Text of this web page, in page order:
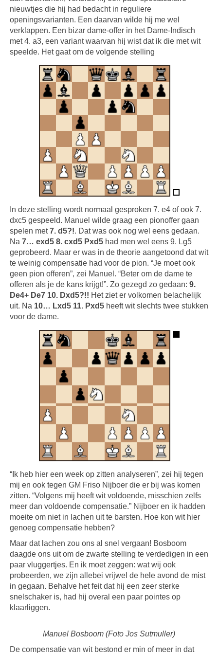
nieuwtjes die hij had bedacht in reguliere
openingsvarianten. Een daarvan wilde hij me wel
verklappen. Een bizar dame-offer in het Dame-Indisch
met 4. a3, een variant waarvan hij wist dat ik die met wit
speelde. Het gaat om de volgende stelling
In deze stelling wordt normaal gesproken 7. e4 of ook 7.
dxc5 gespeeld. Manuel wilde graag een pionoffer gaan
spelen met7. d5?!. Dat was ook nog wel eens gedaan.
Na 7… exd5 8. cxd5 Pxd5 had men wel eens 9. Lg5
geprobeerd. Maar er was in de theorie aangetoond dat wit
te weinig compensatie had voor de pion. “Je moet ook
geen pion offeren”, zei Manuel. “Beter om de dame te
offeren als je de kans krijgt!”. Zo gezegd zo gedaan: 9.
De4+ De7 10. Dxd5?!! Het ziet er volkomen belachelijk
uit. Na 10… Lxd5 11. Pxd5 heeft wit slechts twee stukken
voor de dame.
“Ik heb hier een week op zitten analyseren”, zei hij tegen
mij en ook tegen GM Friso Nijboer die er bij was komen
zitten. “Volgens mij heeft wit voldoende, misschien zelfs
meer dan voldoende compensatie.” Nijboer en ik hadden
moeite om niet in lachen uit te barsten. Hoe kon wit hier
genoeg compensatie hebben?
Maar dat lachen zou ons al snel vergaan! Bosboom
daagde ons uit om de zwarte stelling te verdedigen in een
paar vluggertjes. En ik moet zeggen: wat wij ook
probeerden, we zijn allebei vrijwel de hele avond de mist
in gegaan. Behalve het feit dat hij een zeer sterke
snelschaker is, had hij overal een paar pointes op
klaarliggen.
Manuel Bosboom (Foto Jos Sutmuller)
De compensatie van wit bestond er min of meer in dat